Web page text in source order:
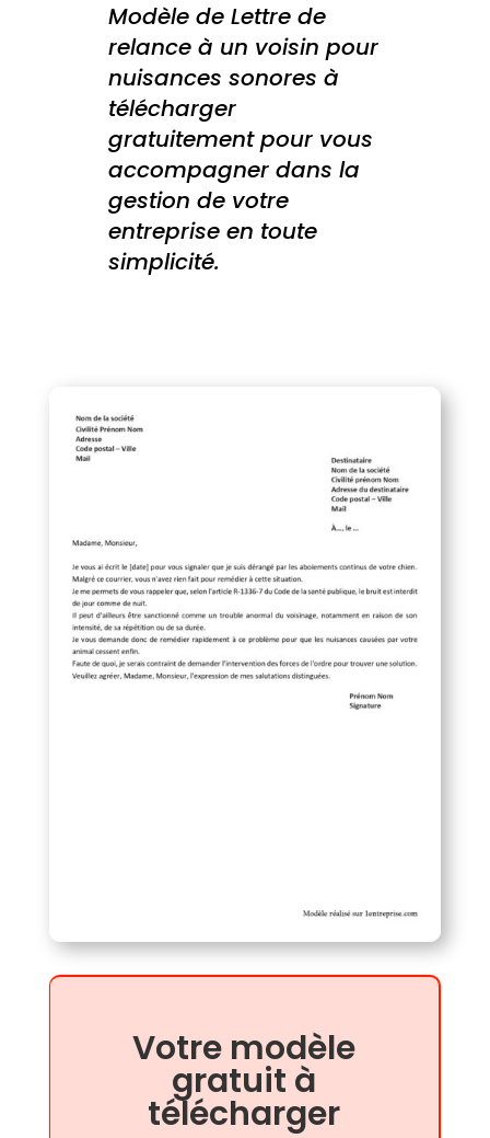
Modèle de Lettre de
relance à un voisin pour
nuisances sonores à
télécharger
gratuitement pour vous
accompagner dans la
gestion de votre
entreprise en toute
simplicité.
Votre modèle
gratuit à
télécharger